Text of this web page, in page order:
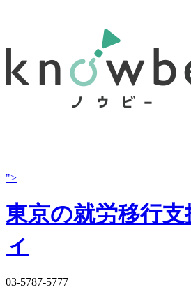
">
東京の就労移行
ィ
03-5787-5777